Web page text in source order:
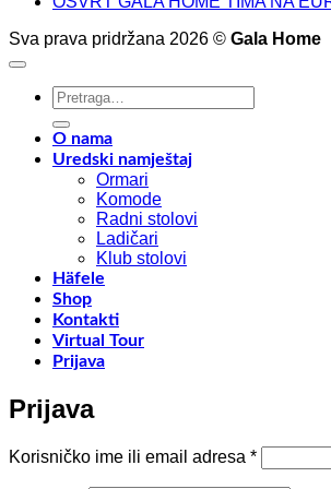
Sva prava pridržana 2026 © Gala Home
Pretraži:
O nama
Uredski namještaj
Ormari
Komode
Radni stolovi
Ladičari
Klub stolovi
Häfele
Shop
Kontakti
Virtual Tour
Prijava
Prijava
Korisničko ime ili email adresa *Obavezno